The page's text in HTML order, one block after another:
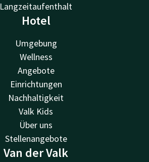
Langzeitaufenthalt
Hotel
Umgebung
Wellness
Angebote
Einrichtungen
Nachhaltigkeit
Valk Kids
Über uns
Stellenangebote
Van der Valk